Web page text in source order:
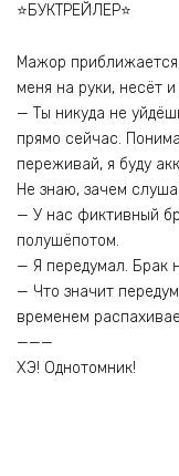
⭐️БУКТРЕЙЛЕР⭐️
Мажор
меня на руки, несёт
— Ты никуда не
прямо сейчас.
переживай, я буду
Не знаю, зачем
— У нас фиктивный
полушёпотом.
— Я передумал. Брак
— Что значит
временем
———
ХЭ! Однотомник!